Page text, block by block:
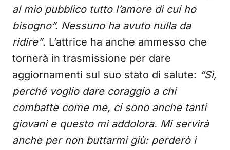
al mio pubblico tutto l’amore di cui ho
bisogno”. Nessuno ha avuto nulla da
ridire”. L’attrice ha anche ammesso che
tornerà in trasmissione per dare
aggiornamenti sul suo stato di salute: “Sì,
perché voglio dare coraggio a chi
combatte come me, ci sono anche tanti
giovani e questo mi addolora. Mi servirà
anche per non buttarmi giù: perderò i